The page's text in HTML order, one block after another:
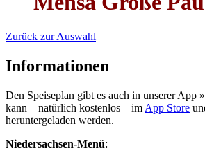
Zurück zur Auswahl
Informationen
Den Speiseplan gibt es auch in unserer App
kann – natürlich kostenlos – im App Store
heruntergeladen werden.
Niedersachsen-Menü: